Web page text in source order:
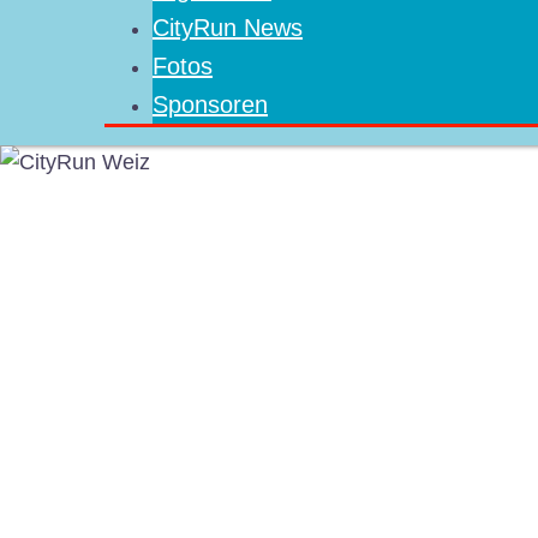
CityRun News
Fotos
Sponsoren